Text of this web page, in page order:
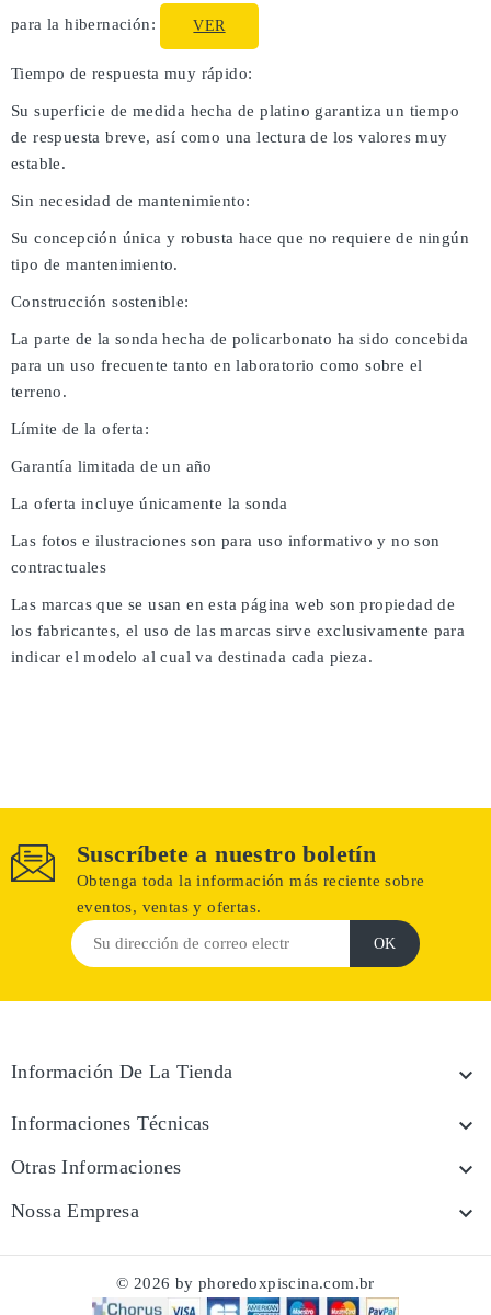
para la hibernación:
VER
Tiempo de respuesta muy rápido:
Su superficie de medida hecha de platino garantiza un tiempo
de respuesta breve, así como una lectura de los valores muy
estable.
Sin necesidad de mantenimiento:
Su concepción única y robusta hace que no requiere de ningún
tipo de mantenimiento.
Construcción sostenible:
La parte de la sonda hecha de policarbonato ha sido concebida
para un uso frecuente tanto en laboratorio como sobre el
terreno.
Límite de la oferta:
Garantía limitada de un año
La oferta incluye únicamente la sonda
Las fotos e ilustraciones son para uso informativo y no son
contractuales
Las marcas que se usan en esta página web son propiedad de
los fabricantes, el uso de las marcas sirve exclusivamente para
indicar el modelo al cual va destinada cada pieza.
Suscríbete a nuestro boletín
Obtenga toda la información más reciente sobre
eventos, ventas y ofertas.
Información De La Tienda 
Informaciones Técnicas 
Otras Informaciones 
Nossa Empresa 
© 2026 by phoredoxpiscina.com.br